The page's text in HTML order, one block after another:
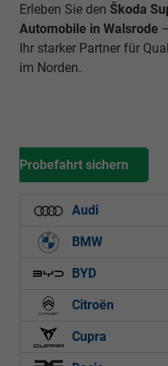
Erleben Sie den Škoda
Automobile in Walsrode –
Ihr starker Partner für
im Norden.
Probefahrt sichern
Audi
BMW
BYD
Citroën
Cupra